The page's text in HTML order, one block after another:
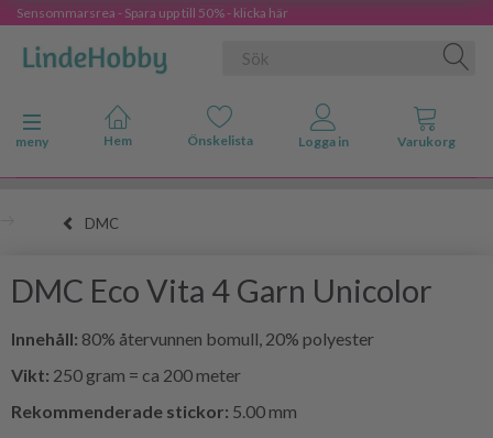
Sensommarsrea - Spara upp till 50% - klicka här
Ändra navigering
meny
DMC
DMC Eco Vita 4 Garn Unicolor
Innehåll: 80% återvunnen bomull, 20% polyester
Vikt: 250 gram = ca 200 meter
Rekommenderade stickor: 5.00 mm